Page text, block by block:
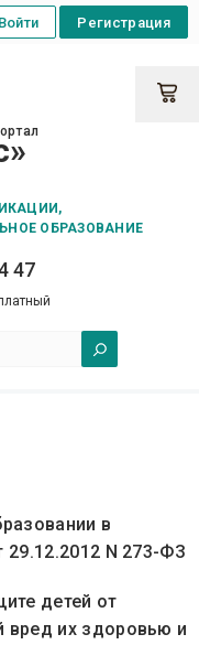
ОБРАЗОВАНИЕ
47
Регистрация
Войти
в
N 273-ФЗ
детей от
их здоровью и